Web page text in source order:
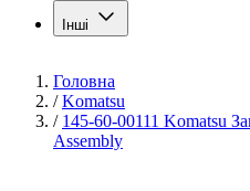
Інші
Головна
/ Komatsu
/ 145-60-00111 Komatsu
Assembly